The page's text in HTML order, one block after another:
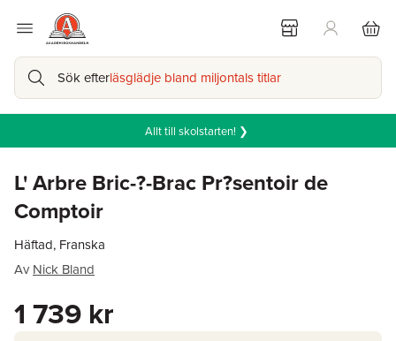
Sök efterläsglädje bland miljontals titlar
Allt till skolstarten! ❯
L' Arbre Bric-?-Brac Pr?sentoir de
Comptoir
Häftad, Franska
Av Nick Bland
1 739 kr